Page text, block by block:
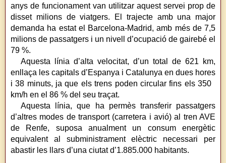
anys de funcionament van utilitzar aquest servei prop de
disset milions de viatgers. El trajecte amb una major
demanda ha estat el Barcelona-Madrid, amb més de 7,5
milions de passatgers i un nivell d’ocupació de gairebé el
79 %.
Aquesta línia d’alta velocitat, d’un total de 621 km,
enllaça les capitals d’Espanya i Catalunya en dues hores
i 38 minuts, ja que els trens poden circular fins els 350
km/h en el 86 % del seu traçat.
Aquesta línia, que ha permès transferir passatgers
d’altres modes de transport (carretera i avió) al tren AVE
de Renfe, suposa anualment un consum energètic
equivalent al subministrament elèctric necessari per
abastir les llars d’una ciutat d’1.885.000 habitants.